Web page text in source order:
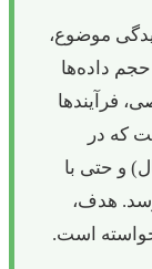
موضوع،
داده‌ها
فرآیندها
که در
دانشگاه (معمولاً 3 تا 5 سال) و حتی با
هدف،
است.